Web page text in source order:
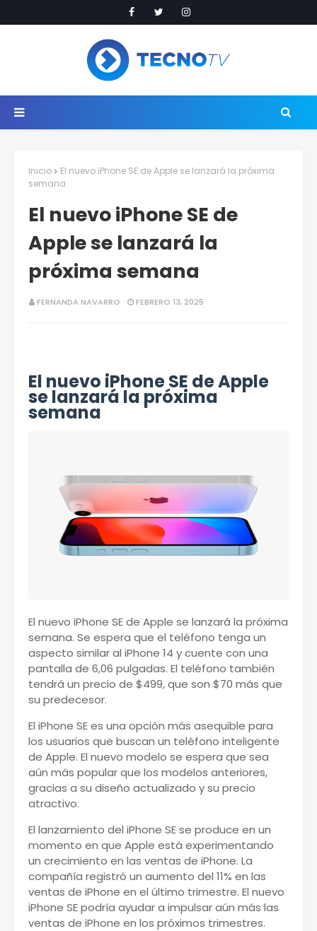
Inicio
El nuevo iPhone SE de Apple se lanzará la próxima
semana
El nuevo iPhone SE de
Apple se lanzará la
próxima semana
FERNANDA NAVARRO FEBRERO 13, 2025
El nuevo iPhone SE de Apple
se lanzará la próxima
semana
El nuevo iPhone SE de Apple se lanzará la próxima
semana. Se espera que el teléfono tenga un
aspecto similar al iPhone 14 y cuente con una
pantalla de 6,06 pulgadas. El teléfono también
tendrá un precio de $499, que son $70 más que
su predecesor.
El iPhone SE es una opción más asequible para
los usuarios que buscan un teléfono inteligente
de Apple. El nuevo modelo se espera que sea
aún más popular que los modelos anteriores,
gracias a su diseño actualizado y su precio
atractivo.
El lanzamiento del iPhone SE se produce en un
momento en que Apple está experimentando
un crecimiento en las ventas de iPhone. La
compañía registró un aumento del 11% en las
ventas de iPhone en el último trimestre. El nuevo
iPhone SE podría ayudar a impulsar aún más las
ventas de iPhone en los próximos trimestres.